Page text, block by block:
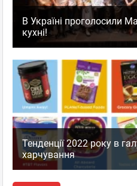
В Україні проголосили
кухні!
Тенденції 2022 року в
харчування